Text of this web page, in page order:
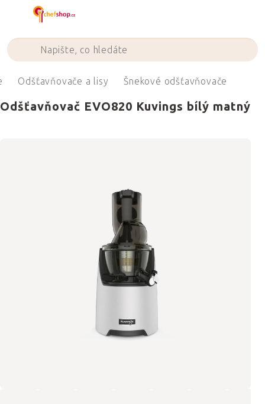
Odšťavňovače a lisy Šnekové odšťavňovače
Odšťavňovač EVO820 Kuvings bílý matný